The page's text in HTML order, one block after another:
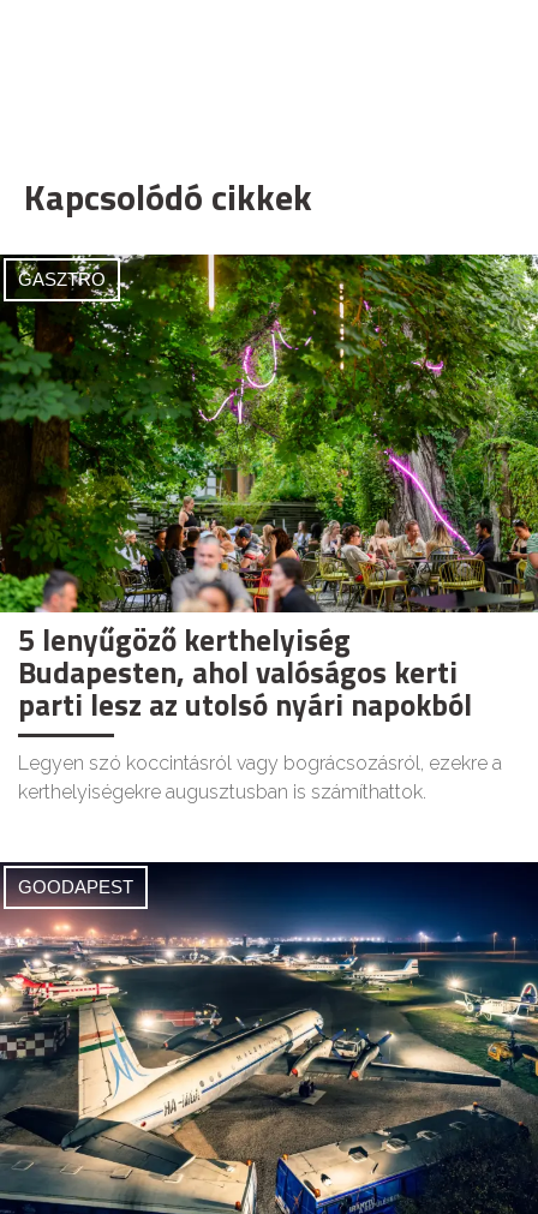
Kapcsolódó cikkek
GASZTRO
5 lenyűgöző kerthelyiség
Budapesten, ahol valóságos kerti
parti lesz az utolsó nyári napokból
Legyen szó koccintásról vagy bográcsozásról, ezekre a
kerthelyiségekre augusztusban is számíthattok.
GOODAPEST